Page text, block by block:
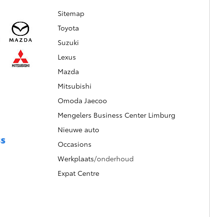
Sitemap
Toyota
Suzuki
Lexus
Mazda
Mitsubishi
Omoda Jaecoo
Mengelers Business Center Limburg
Nieuwe auto
Occasions
Werkplaats/onderhoud
Expat Centre